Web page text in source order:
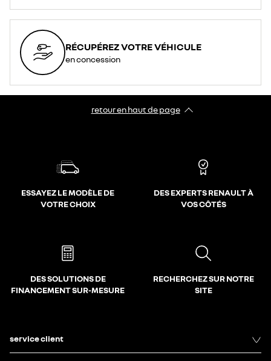
RÉCUPÉREZ VOTRE VÉHICULE
en concession
retour en haut de page​
ESSAYEZ LE MODÈLE DE
VOTRE CHOIX
DES EXPERTS RENAULT À
VOS CÔTÉS
DES SOLUTIONS DE
FINANCEMENT SUR-MESURE
RECHERCHEZ SUR NOTRE
SITE
service client